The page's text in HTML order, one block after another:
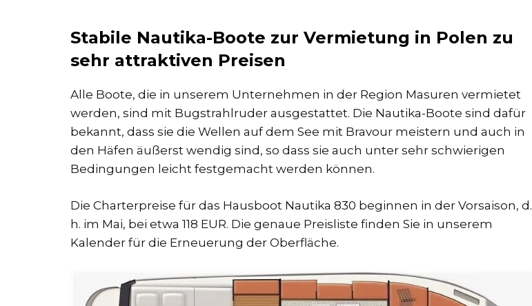
Stabile Nautika-Boote zur Vermietung in Polen zu
sehr attraktiven Preisen
Alle Boote, die in unserem Unternehmen in der Region Masuren vermietet
werden, sind mit Bugstrahlruder ausgestattet. Die Nautika-Boote sind dafür
bekannt, dass sie die Wellen auf dem See mit Bravour meistern und auch in
den Häfen äußerst wendig sind, so dass sie auch unter sehr schwierigen
Bedingungen leicht festgemacht werden können.
Die Charterpreise für das Hausboot Nautika 830 beginnen in der Vorsaison, d.
h. im Mai, bei etwa 118 EUR. Die genaue Preisliste finden Sie in unserem
Kalender für die Erneuerung der Oberfläche.